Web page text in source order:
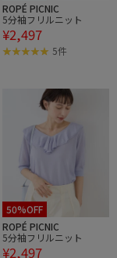
ROPÉ PICNIC
5分袖フリルニット
¥2,497
5件
50%OFF
ROPÉ PICNIC
5分袖フリルニット
¥2,497